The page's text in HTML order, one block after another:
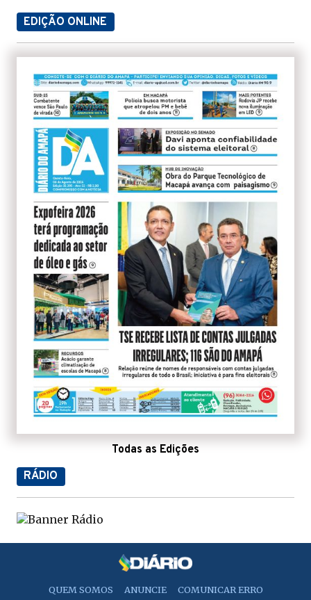
EDIÇÃO ONLINE
Todas as Edições
RÁDIO
QUEM SOMOS ANUNCIE COMUNICAR ERRO